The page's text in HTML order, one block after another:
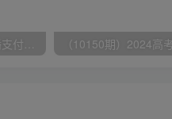
（9934期）24h无人直播支付宝项目，最新带货玩法，纯躺赚实测日入500+